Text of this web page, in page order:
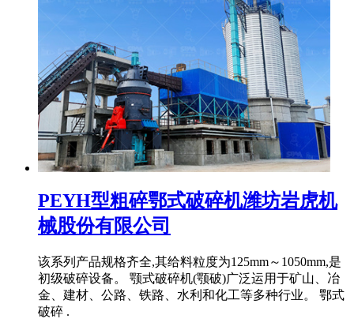
PEYH型粗碎鄂式破碎机潍坊岩虎机
械股份有限公司
该系列产品规格齐全,其给料粒度为125mm～1050mm,是
初级破碎设备。 颚式破碎机(颚破)广泛运用于矿山、冶
金、建材、公路、铁路、水利和化工等多种行业。 鄂式
破碎 .